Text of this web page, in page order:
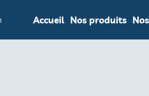
Accueil Nos produits